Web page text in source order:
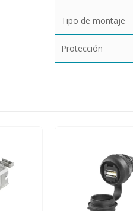
Tipo de montaje
Protección